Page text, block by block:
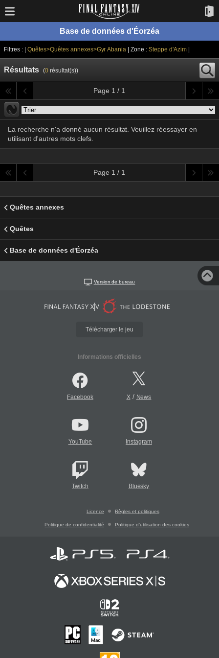
Base de données d'Éorzéa
Filtres : | Quêtes>Quêtes annexes>Gyr Abania | Zone :Steppe d'Azim
Résultats (0résultat(s))
Page 1 / 1
La recherche n'a donné aucun résultat. Veuillez réessayer en
utilisant d'autres mots clefs.
Page 1 / 1
Quêtes annexes
Quêtes
Base de données d'Éorzéa
Version de bureau
Télécharger le jeu
Informations officielles
Facebook X/ News
YouTube Instagram
Twitch Bluesky
Licence Règles et politiques
Politique de confidentialité Politique d'utilisation des cookies